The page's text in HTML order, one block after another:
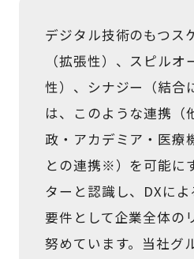
デジタル技術のもつス
（拡張性）、スピルオ
性）、シナジー（結合
は、このような連携（
政・アカデミア・医療
との連携※）を可能に
ターと認識し、DXに
要件として企業全体の
努めています。当社グ